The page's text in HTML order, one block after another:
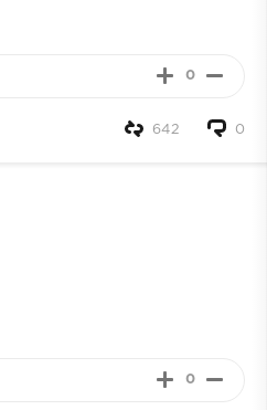
0
0
642
0